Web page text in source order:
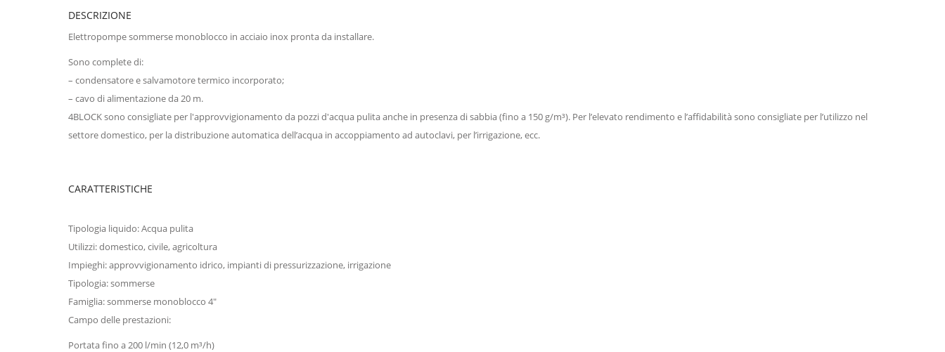
DESCRIZIONE
Elettropompe sommerse monoblocco in acciaio inox pronta da installare.
Sono complete di:
– condensatore e salvamotore termico incorporato;
– cavo di alimentazione da 20 m.
4BLOCK sono consigliate per l'approvvigionamento da pozzi d'acqua pulita anche in presenza di sabbia (fino a 150 g/m³). Per l’elevato rendimento e l’affidabilità sono consigliate per l’utilizzo nel
settore domestico, per la distribuzione automatica dell’acqua in accoppiamento ad autoclavi, per l’irrigazione, ecc.
CARATTERISTICHE
Tipologia liquido: Acqua pulita
Utilizzi: domestico, civile, agricoltura
Impieghi: approvvigionamento idrico, impianti di pressurizzazione, irrigazione
Tipologia: sommerse
Famiglia: sommerse monoblocco 4"
Campo delle prestazioni:
Portata fino a 200 l/min (12,0 m³/h)